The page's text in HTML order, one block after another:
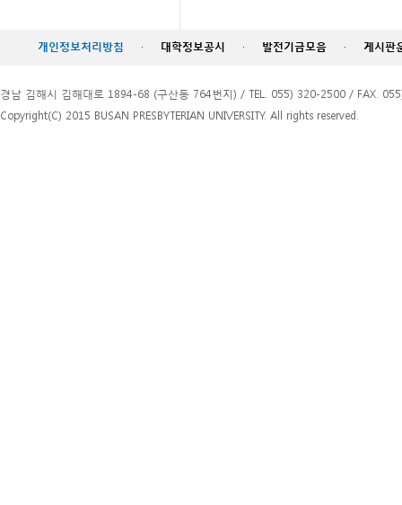
개인정보처리방침 · 대학정보공시 · 발전기금모음 · 게시판
경남 김해시 김해대로 1894-68 (구산동 764번지) / TEL. 055) 320-2500 / FAX.
Copyright(C) 2015 BUSAN PRESBYTERIAN UNIVERSITY. All rights reserved.